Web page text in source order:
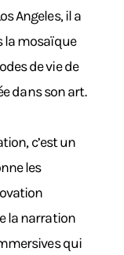
Angeles, il a
la mosaïque
de vie de
dans son art.
c’est un
les
la narration
qui